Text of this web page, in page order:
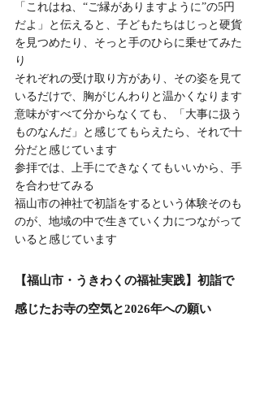
「これはね、“ご縁がありますように”の5円
だよ」と伝えると、子どもたちはじっと硬貨
を見つめたり、そっと手のひらに乗せてみた
り
それぞれの受け取り方があり、その姿を見て
いるだけで、胸がじんわりと温かくなります
意味がすべて分からなくても、「大事に扱う
ものなんだ」と感じてもらえたら、それで十
分だと感じています
参拝では、上手にできなくてもいいから、手
を合わせてみる
福山市の神社で初詣をするという体験そのも
のが、地域の中で生きていく力につながって
いると感じています
【福山市・うきわくの福祉実践】初詣で
感じたお寺の空気と2026年への願い